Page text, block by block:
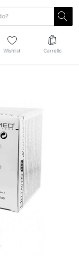
Wishlist Carrello